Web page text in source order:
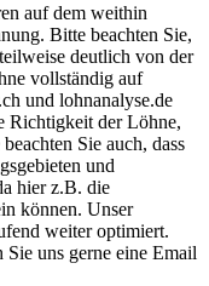
auf dem weithin
Bitte beachten Sie,
deutlich von der
vollständig auf
und lohnanalyse.de
Richtigkeit der Löhne,
Sie auch, dass
und
hier z.B. die
können. Unser
weiter optimiert.
uns gerne eine Email